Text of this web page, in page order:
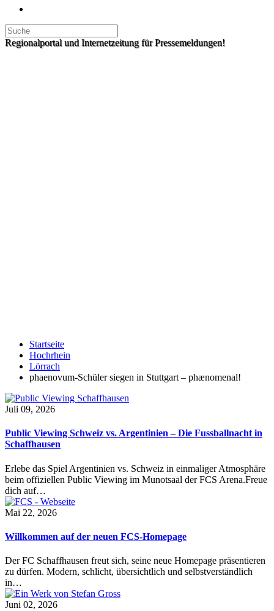
Regionalportal und Internetzeitung für Pressemeldungen!
Startseite
Hochrhein
Lörrach
phaenovum-Schüler siegen in Stuttgart – phænomenal!
Juli 09, 2026
Public Viewing Schweiz vs. Argentinien – Die Fussballnacht in
Schaffhausen
Erlebe das Spiel Argentinien vs. Schweiz in einmaliger Atmosphäre
beim offiziellen Public Viewing im Munotsaal der FCS Arena.Freue
dich auf…
Mai 22, 2026
Willkommen auf der neuen FCS-Homepage
Der FC Schaffhausen freut sich, seine neue Homepage präsentieren
zu dürfen. Modern, schlicht, übersichtlich und selbstverständlich
in…
Juni 02, 2026